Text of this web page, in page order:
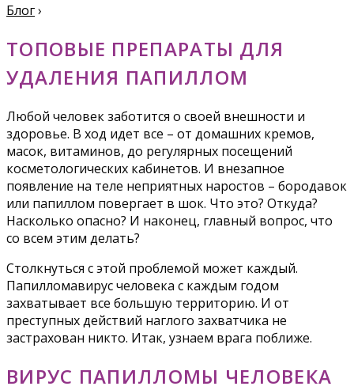
Блог›
ТОПОВЫЕ ПРЕПАРАТЫ ДЛЯ
УДАЛЕНИЯ ПАПИЛЛОМ
Любой человек заботится о своей внешности и
здоровье. В ход идет все – от домашних кремов,
масок, витаминов, до регулярных посещений
косметологических кабинетов. И внезапное
появление на теле неприятных наростов – бородавок
или папиллом повергает в шок. Что это? Откуда?
Насколько опасно? И наконец, главный вопрос, что
со всем этим делать?
Столкнуться с этой проблемой может каждый.
Папилломавирус человека с каждым годом
захватывает все большую территорию. И от
преступных действий наглого захватчика не
застрахован никто. Итак, узнаем врага поближе.
ВИРУС ПАПИЛЛОМЫ ЧЕЛОВЕКА